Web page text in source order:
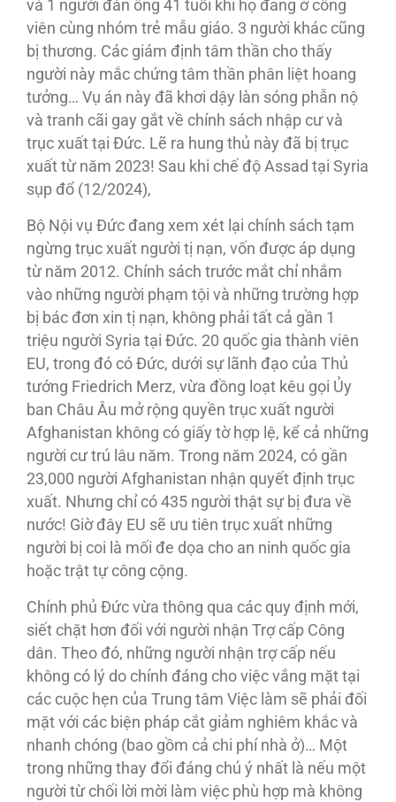
và 1 người đàn ông 41 tuổi khi họ đang ở công
viên cùng nhóm trẻ mẫu giáo. 3 người khác cũng
bị thương. Các giám định tâm thần cho thấy
người này mắc chứng tâm thần phân liệt hoang
tưởng… Vụ án này đã khơi dậy làn sóng phẫn nộ
và tranh cãi gay gắt về chính sách nhập cư và
trục xuất tại Đức. Lẽ ra hung thủ này đã bị trục
xuất từ năm 2023! Sau khi chế độ Assad tại Syria
sụp đổ (12/2024),
Bộ Nội vụ Đức đang xem xét lại chính sách tạm
ngừng trục xuất người tị nạn, vốn được áp dụng
từ năm 2012. Chính sách trước mắt chỉ nhắm
vào những người phạm tội và những trường hợp
bị bác đơn xin tị nạn, không phải tất cả gần 1
triệu người Syria tại Đức. 20 quốc gia thành viên
EU, trong đó có Đức, dưới sự lãnh đạo của Thủ
tướng Friedrich Merz, vừa đồng loạt kêu gọi Ủy
ban Châu Âu mở rộng quyền trục xuất người
Afghanistan không có giấy tờ hợp lệ, kể cả những
người cư trú lâu năm. Trong năm 2024, có gần
23,000 người Afghanistan nhận quyết định trục
xuất. Nhưng chỉ có 435 người thật sự bị đưa về
nước! Giờ đây EU sẽ ưu tiên trục xuất những
người bị coi là mối đe dọa cho an ninh quốc gia
hoặc trật tự công cộng.
Chính phủ Đức vừa thông qua các quy định mới,
siết chặt hơn đối với người nhận Trợ cấp Công
dân. Theo đó, những người nhận trợ cấp nếu
không có lý do chính đáng cho việc vắng mặt tại
các cuộc hẹn của Trung tâm Việc làm sẽ phải đối
mặt với các biện pháp cắt giảm nghiêm khắc và
nhanh chóng (bao gồm cả chi phí nhà ở)… Một
trong những thay đổi đáng chú ý nhất là nếu một
người từ chối lời mời làm việc phù hợp mà không